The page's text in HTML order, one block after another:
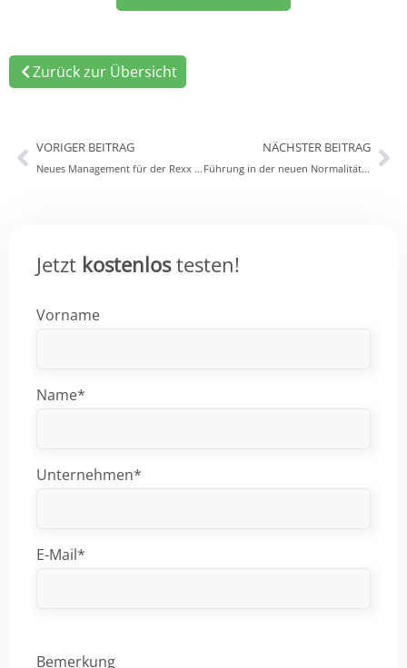
Zurück zur Übersicht
VORIGER BEITRAG
Neues Management für der Rexx Marketing
NÄCHSTER BEITRAG
Führung in der neuen Normalität: So erleben Führungskräfte Hybrid Work
Jetzt kostenlostesten!
Vorname
Name*
Unternehmen*
E-Mail*
Bemerkung